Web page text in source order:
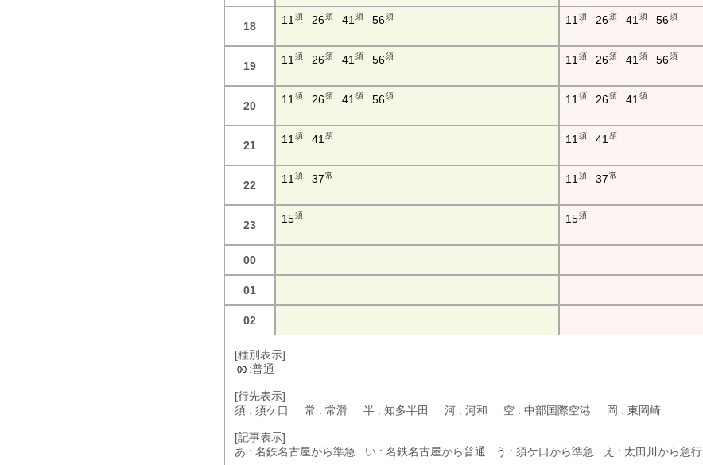
18 11須 26須 41須 56須 11須 26須 41須 56須
19 11須 26須 41須 56須 11須 26須 41須 56須
20 11須 26須 41須 56須 11須 26須 41須
21 11須 41須 11須 41須
22 11須 37常 11須 37常
23 15須 15須
00
01
02
[種別表示]
00 :普通
[行先表示]
須 : 須ケ口 常 : 常滑 半 : 知多半田 河 : 河和 空 : 中部国際空港 岡 : 東岡崎
[記事表示]
あ : 名鉄名古屋から準急 い : 名鉄名古屋から普通 う : 須ケ口から準急 え : 太田川から急行